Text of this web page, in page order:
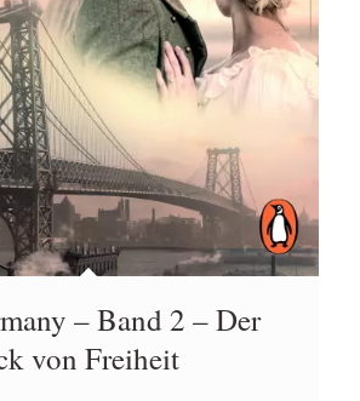
– Band 2 – Der
von Freiheit